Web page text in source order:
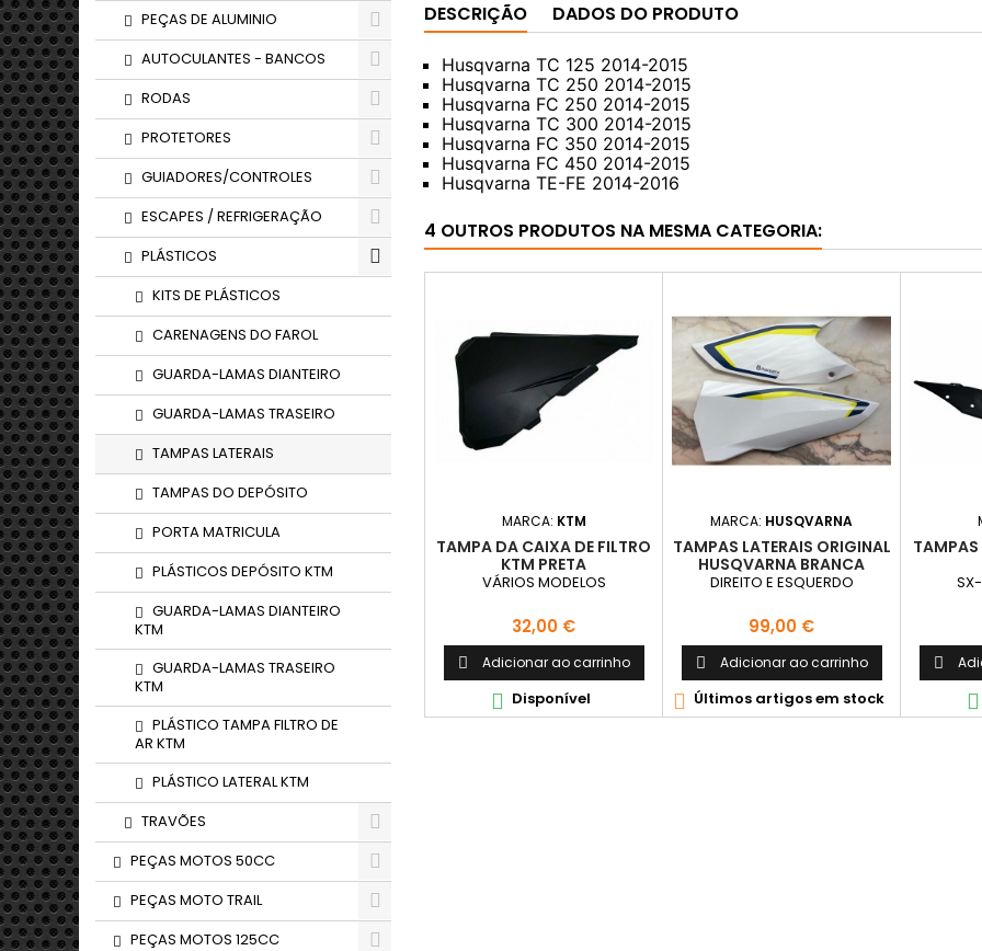
PEÇAS DE ALUMINIO
AUTOCULANTES - BANCOS
RODAS
PROTETORES
GUIADORES/CONTROLES
ESCAPES / REFRIGERAÇÃO
PLÁSTICOS
KITS DE PLÁSTICOS
CARENAGENS DO FAROL
GUARDA-LAMAS DIANTEIRO
GUARDA-LAMAS TRASEIRO
TAMPAS LATERAIS
TAMPAS DO DEPÓSITO
PORTA MATRICULA
PLÁSTICOS DEPÓSITO KTM
GUARDA-LAMAS DIANTEIRO
KTM
GUARDA-LAMAS TRASEIRO
KTM
PLÁSTICO TAMPA FILTRO DE
AR KTM
PLÁSTICO LATERAL KTM
TRAVÕES
PEÇAS MOTOS 50CC
PEÇAS MOTO TRAIL
PEÇAS MOTOS 125CC
DESCRIÇÃO DADOS DO PRODUTO
Husqvarna TC 125 2014-2015
Husqvarna TC 250 2014-2015
Husqvarna FC 250 2014-2015
Husqvarna TC 300 2014-2015
Husqvarna FC 350 2014-2015
Husqvarna FC 450 2014-2015
Husqvarna TE-FE 2014-2016
4 OUTROS PRODUTOS NA MESMA CATEGORIA:
MARCA: KTM
TAMPA DA CAIXA DE FILTRO
KTM PRETA
VÁRIOS MODELOS
Preço
32,00 €
 Adicionar ao carrinho
 Disponível
MARCA: HUSQVARNA
TAMPAS LATERAIS ORIGINAL
HUSQVARNA BRANCA
DIREITO E ESQUERDO
Preço
99,00 €
 Adicionar ao carrinho
 Últimos artigos em stock
TAMPAS

